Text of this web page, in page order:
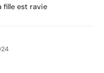
fille est ravie